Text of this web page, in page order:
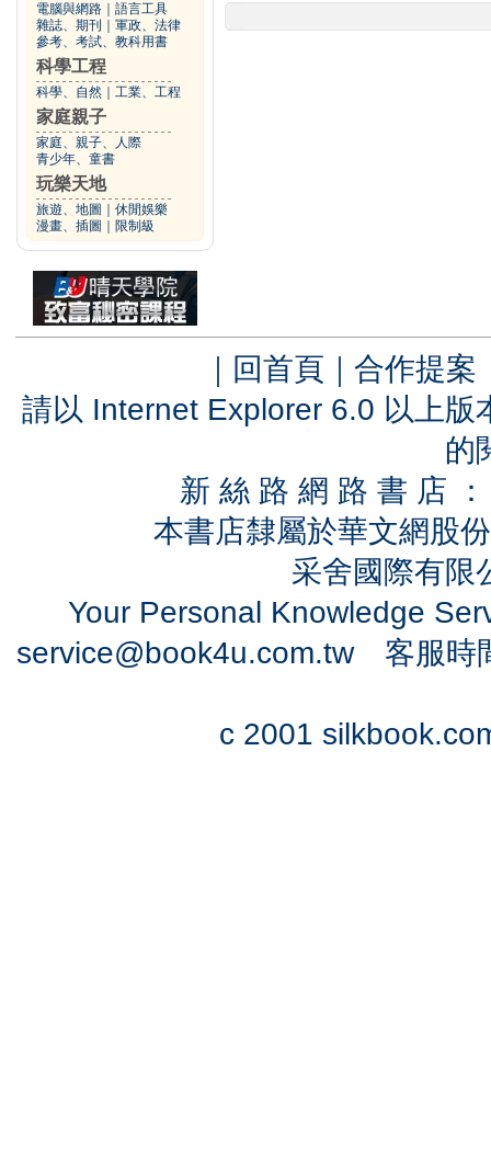
電腦與網路
語言工具
雜誌、期刊
軍政、法律
參考、考試、教科用書
科學工程
科學、自然 工業、工程
家庭親子
家庭、親子、人際
青少年、童書
玩樂天地
旅遊、地圖
休閒娛樂
漫畫、插圖
限制級
｜ 回首頁 ｜ 合作提案
請以 Internet Explorer 6.0 以上
的
新 絲 路 網 路 書 店
本書店隸屬於華文網股
采舍國際有
Your Personal Knowledge
service@book4u.com.tw客服時
c 2001